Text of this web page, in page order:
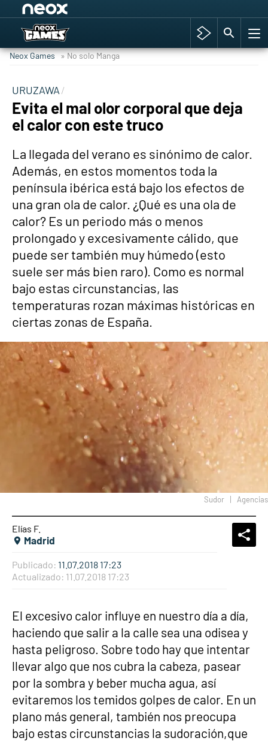
Hyrule Warriors: La Era del Cataclismo
Cyberpunk 2077
Hyrule Warriors
Neox Games » No solo Manga
URUZAWA
Evita el mal olor corporal que deja
el calor con este truco
La llegada del verano es sinónimo de calor.
Además, en estos momentos toda la
península ibérica está bajo los efectos de
una gran ola de calor. ¿Qué es una ola de
calor? Es un periodo más o menos
prolongado y excesivamente cálido, que
puede ser también muy húmedo (esto
suele ser más bien raro). Como es normal
bajo estas circunstancias, las
temperaturas rozan máximas históricas en
ciertas zonas de España.
Agencias
Sudor
Elías F.
Madrid
Publicado: 11.07.2018 17:23
Actualizado: 11.07.2018 17:23
El excesivo calor influye en nuestro día a día,
haciendo que salir a la calle sea una odisea y
hasta peligroso. Sobre todo hay que intentar
llevar algo que nos cubra la cabeza, pasear
por la sombra y beber mucha agua, así
evitaremos los temidos golpes de calor. En un
plano más general, también nos preocupa
bajo estas circunstancias la sudoración,que